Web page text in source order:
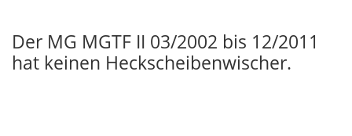
Der MG MGTF II 03/2002 bis 12/2011
hat keinen Heckscheibenwischer.